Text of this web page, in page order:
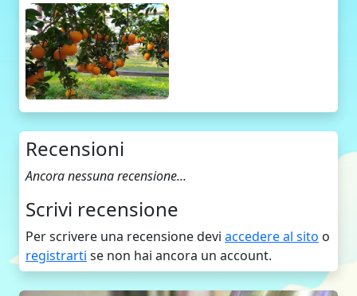
Recensioni
Ancora nessuna recensione...
Scrivi recensione
Per scrivere una recensione devi accedere al sito o
registrarti se non hai ancora un account.